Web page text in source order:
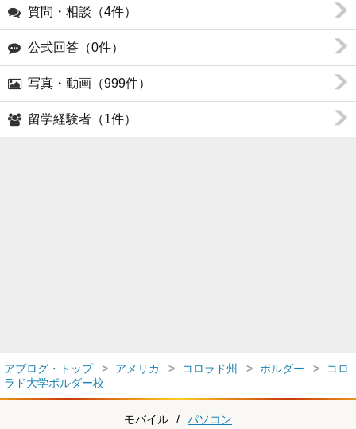
質問・相談（4件）
公式回答（0件）
写真・動画（999件）
留学経験者（1件）
アブログ・トップ アメリカ コロラド州 ボルダー
コロ
ラド大学ボルダー校
モバイル / パソコン